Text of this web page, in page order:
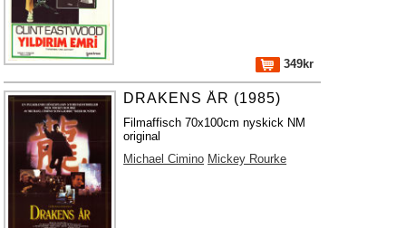
349kr
DRAKENS ÅR (1985)
Filmaffisch 70x100cm nyskick NM
original
Michael Cimino Mickey Rourke